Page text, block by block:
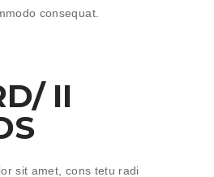
consequat.
II
sit amet, cons tetu radi